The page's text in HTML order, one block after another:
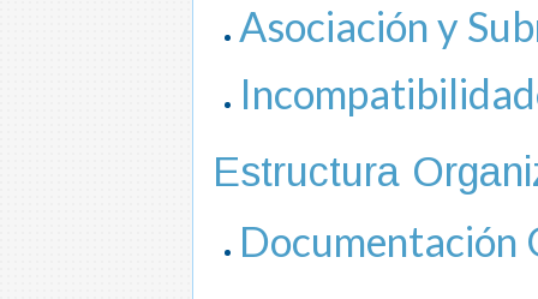
Asociación y
Estructura
Documentación